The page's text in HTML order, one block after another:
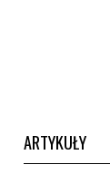
ARTYKUŁY